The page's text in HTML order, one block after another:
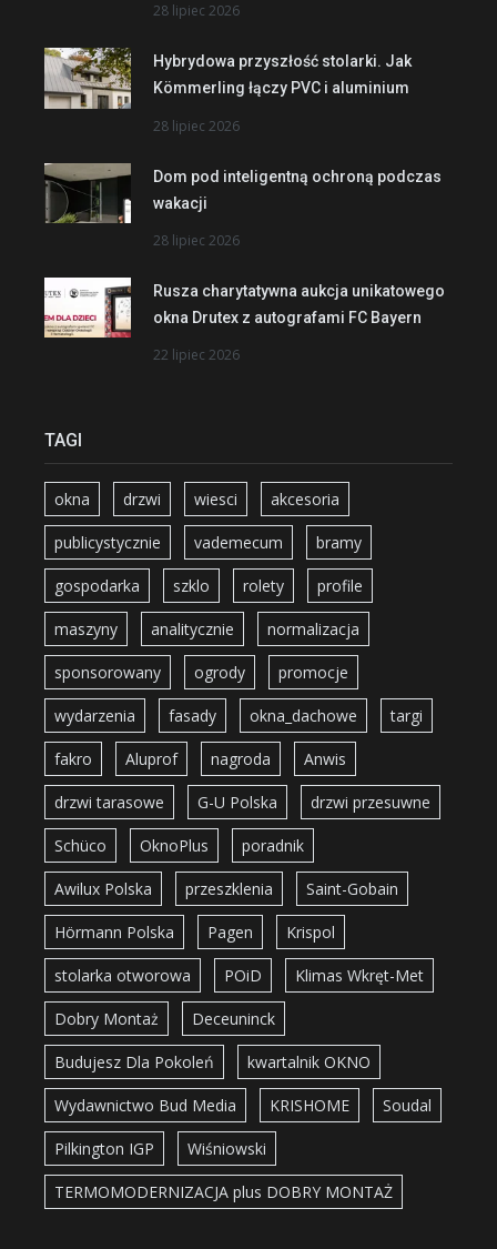
28 lipiec 2026
Hybrydowa przyszłość stolarki. Jak
Kömmerling łączy PVC i aluminium
28 lipiec 2026
Dom pod inteligentną ochroną podczas
wakacji
28 lipiec 2026
Rusza charytatywna aukcja unikatowego
okna Drutex z autografami FC Bayern
22 lipiec 2026
TAGI
okna drzwi wiesci akcesoria
publicystycznie vademecum bramy
gospodarka szklo rolety profile
maszyny analitycznie normalizacja
sponsorowany ogrody promocje
wydarzenia fasady okna_dachowe targi
fakro Aluprof nagroda Anwis
drzwi tarasowe G-U Polska drzwi przesuwne
Schüco OknoPlus poradnik
Awilux Polska przeszklenia Saint-Gobain
Hörmann Polska Pagen Krispol
stolarka otworowa POiD Klimas Wkręt-Met
Dobry Montaż Deceuninck
Budujesz Dla Pokoleń kwartalnik OKNO
Wydawnictwo Bud Media KRISHOME Soudal
Pilkington IGP Wiśniowski
TERMOMODERNIZACJA plus DOBRY MONTAŻ